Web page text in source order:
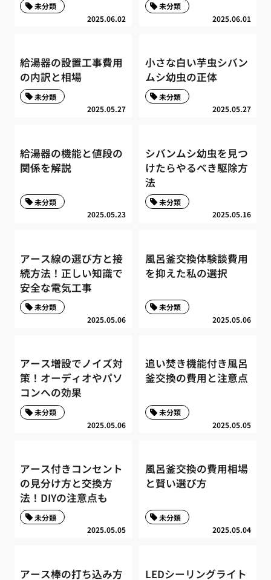
2025.06.02
未分類
2025.06.01
未分類
給湯器の設置工事費用
の内訳と相場
2025.05.27
未分類
小さな白い芋虫シバン
ムシ幼虫の正体
2025.05.27
未分類
給湯器の機能と値段の
関係を解説
2025.05.23
未分類
シバンムシ幼虫を見つ
けたらやるべき駆除方
法
2025.05.16
未分類
アース線の選び方と接
続方法！正しい知識で
安全な電気工事
2025.05.06
未分類
風呂釜交換体験談費用
を抑えた私の選択
2025.05.06
未分類
アース増設でノイズ対
策！オーディオやパソ
コンへの効果
2025.05.06
未分類
追い焚き機能付き風呂
釜交換の費用と注意点
2025.05.05
未分類
アース付きコンセント
の見分け方と交換方
法！DIYの注意点も
2025.05.05
未分類
風呂釜交換の費用相場
と賢い選び方
2025.05.04
未分類
アース棒の打ち込み方 LEDシーリングライト